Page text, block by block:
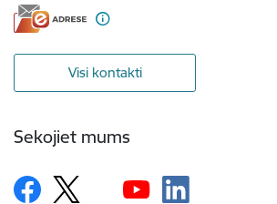
Visi kontakti
Sekojiet mums